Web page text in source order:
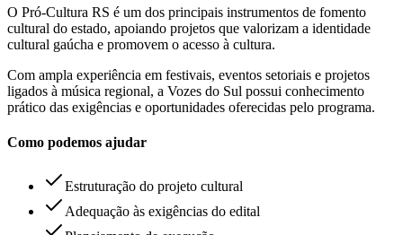
O Pró-Cultura RS é um dos principais instrumentos de fomento
cultural do estado, apoiando projetos que valorizam a identidade
cultural gaúcha e promovem o acesso à cultura.
Com ampla experiência em festivais, eventos setoriais e projetos
ligados à música regional, a Vozes do Sul possui conhecimento
prático das exigências e oportunidades oferecidas pelo programa.
Como podemos ajudar
Estruturação do projeto cultural
Adequação às exigências do edital